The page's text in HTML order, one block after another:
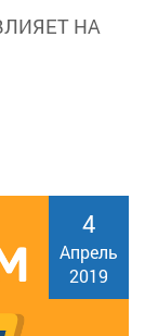
НА
4
Апрель
2019